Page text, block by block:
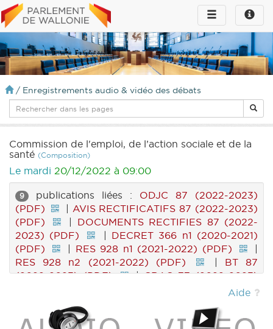
Toggle
infos
Toggle
navigation
/ Enregistrements audio & vidéo des débats
Commission de l'emploi, de l’action sociale et de la
santé (Composition)
Le mardi 20/12/2022 à 09:00
9 publications liées : ODJC 87 (2022-2023)
(PDF)
| AVIS RECTIFICATIFS 87 (2022-2023)
(PDF)
| DOCUMENTS RECTIFIES 87 (2022-
2023) (PDF)
| DECRET 366 n1 (2020-2021)
(PDF)
| RES 928 n1 (2021-2022) (PDF)
|
RES 928 n2 (2021-2022) (PDF)
| BT 87
(2022-2023) (PDF)
|CRAC 77 (2022-2023)
|
Aide